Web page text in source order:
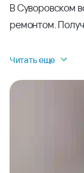
В Суворовском
ремонтом.
Читать еще